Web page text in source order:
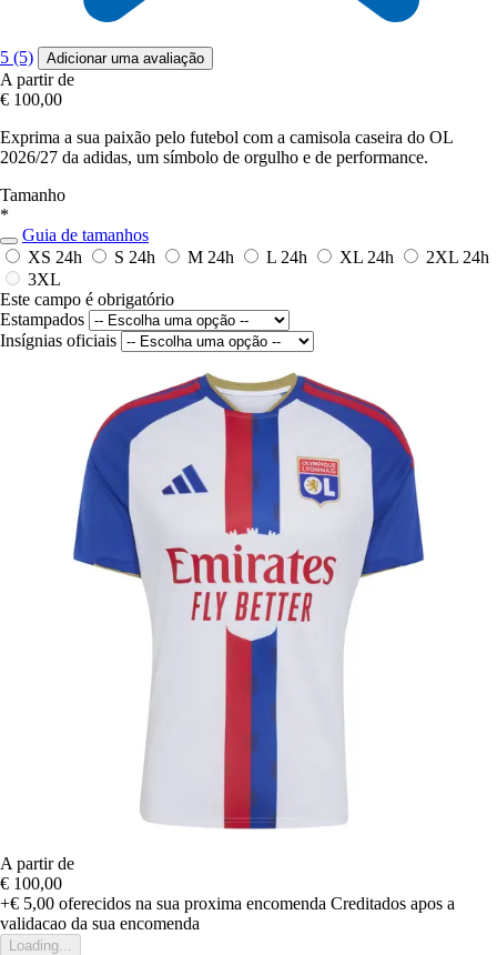
5 (5) Adicionar uma avaliação
A partir de
€ 100,00
Exprima a sua paixão pelo futebol com a camisola caseira do OL
2026/27 da adidas, um símbolo de orgulho e de performance.
Tamanho
*
Guia de tamanhos
XS 24h S 24h M 24h L 24h XL 24h 2XL 24h
3XL
Este campo é obrigatório
Estampados
Insígnias oficiais
A partir de
€ 100,00
+€ 5,00 oferecidos na sua proxima encomenda Creditados apos a
validacao da sua encomenda
Loading...